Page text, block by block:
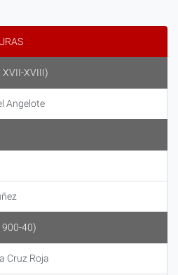
XVII-XVIII)
Angelote
40)
Cruz Roja